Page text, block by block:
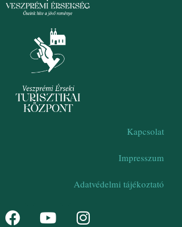
Kapcsolat
Impresszum
Adatvédelmi tájékoztató